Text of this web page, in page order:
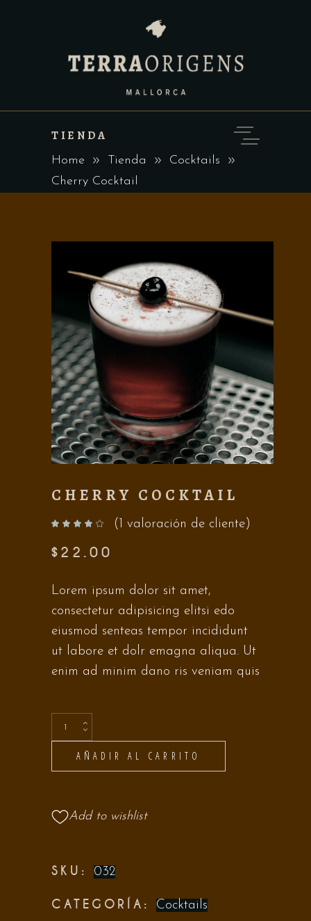
TIENDA
Home Tienda
Cocktails
Cherry Cocktail
CHERRY COCKTAIL
( 1 valoración de cliente)
$ 22.00
Lorem ipsum dolor sit amet,
consectetur adipisicing elitsi edo
eiusmod senteas tempor incididunt
ut labore et dolr emagna aliqua. Ut
enim ad minim dano ris veniam quis
AÑADIR AL CARRITO
Add to wishlist
SKU: 032
CATEGORÍA: Cocktails